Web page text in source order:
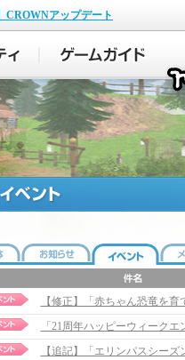
CROWNアップデート
【修正】「赤ちゃん恐竜を
「21周年ハッピーウィーク
【追記】「エリンパスシー